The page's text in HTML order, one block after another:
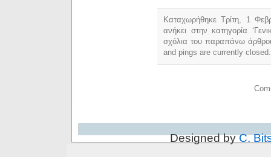
Καταχωρήθηκε Τρίτη, 1
ανήκει στην κατηγορία
σχόλια του παραπάνω
and pings are currently closed.
Designed byC.